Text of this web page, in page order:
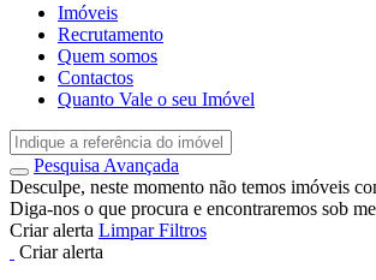
Imóveis
Recrutamento
Quem somos
Contactos
Quanto Vale o seu Imóvel
Pesquisa Avançada
Desculpe, neste momento não temos imóveis
Diga-nos o que procura e encontraremos sob
Criar alerta Limpar Filtros
Criar alerta